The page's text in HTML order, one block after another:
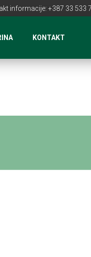
informacije: +387 33 533
KONTAKT